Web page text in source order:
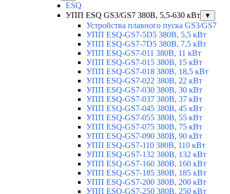
ESQ
УПП ESQ GS3/GS7 380В, 5,5-630 кВт
▼
Устройства плавного пуска GS3/GS7
УПП ESQ-GS7-5D5 380В, 5,5 кВт
УПП ESQ-GS7-7D5 380В, 7,5 кВт
УПП ESQ-GS7-011 380В, 11 кВт
УПП ESQ-GS7-015 380В, 15 кВт
УПП ESQ-GS7-018 380В, 18,5 кВт
УПП ESQ-GS7-022 380В, 22 кВт
УПП ESQ-GS7-030 380В, 30 кВт
УПП ESQ-GS7-037 380В, 37 кВт
УПП ESQ-GS7-045 380В, 45 кВт
УПП ESQ-GS7-055 380В, 55 кВт
УПП ESQ-GS7-075 380В, 75 кВт
УПП ESQ-GS7-090 380В, 90 кВт
УПП ESQ-GS7-110 380В, 110 кВт
УПП ESQ-GS7-132 380В, 132 кВт
УПП ESQ-GS7-160 380В, 160 кВт
УПП ESQ-GS7-185 380В, 185 кВт
УПП ESQ-GS7-200 380В, 200 кВт
УПП ESQ-GS7-250 380В, 250 кВт